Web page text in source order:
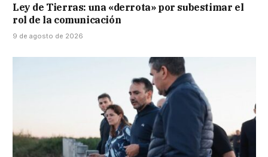
Ley de Tierras: una «derrota» por subestimar el
rol de la comunicación
9 de agosto de 2026